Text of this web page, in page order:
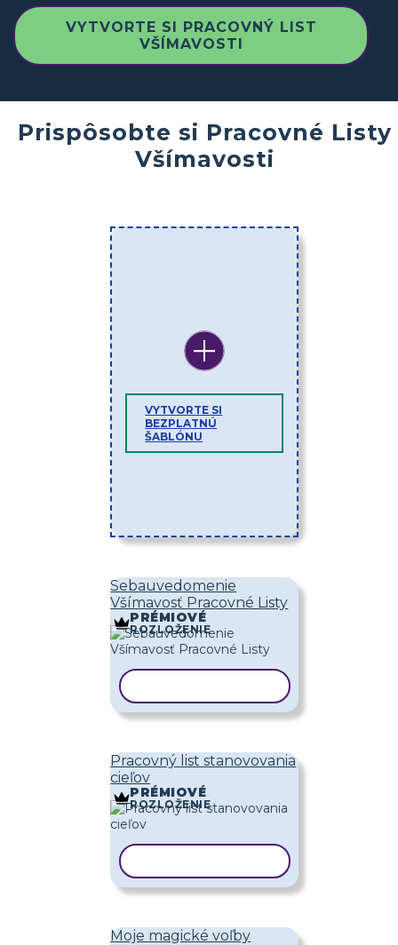
VYTVORTE SI PRACOVNÝ LIST
VŠÍMAVOSTI
Prispôsobte si Pracovné Listy
Všímavosti
VYTVORTE SI
BEZPLATNÚ
ŠABLÓNU
Sebauvedomenie
Všímavosť Pracovné Listy
PRÉMIOVÉ
ROZLOŽENIE
Pracovný list stanovovania
cieľov
PRÉMIOVÉ
ROZLOŽENIE
Moje magické voľby